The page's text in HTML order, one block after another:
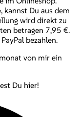
kannst Du aus dem
wird direkt zu
betragen 7,95 €.
bezahlen.
von mir ein
Du hier!